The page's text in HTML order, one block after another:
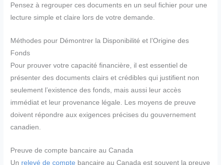
Pensez à regrouper ces documents en un seul fichier pour une
lecture simple et claire lors de votre demande.
Méthodes pour Démontrer la Disponibilité et l’Origine des
Fonds
Pour prouver votre capacité financière, il est essentiel de
présenter des documents clairs et crédibles qui justifient non
seulement l’existence des fonds, mais aussi leur accès
immédiat et leur provenance légale. Les moyens de preuve
doivent répondre aux exigences précises du gouvernement
canadien.
Preuve de compte bancaire au Canada
Un relevé de compte bancaire au Canada est souvent la preuve